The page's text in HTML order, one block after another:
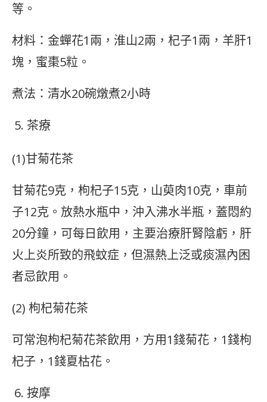
等。
材料：金蟬花1兩，淮山2兩，杞子1兩，羊肝1
塊，蜜棗5粒。
煮法：清水20碗燉煮2小時
茶療
(1)甘菊花茶
甘菊花9克，枸杞子15克，山萸肉10克，車前
子12克。放熱水瓶中，沖入沸水半瓶，蓋悶約
20分鐘，可每日飲用，主要治療肝腎陰虧，肝
火上炎所致的飛蚊症，但濕熱上泛或痰濕內困
者忌飲用。
(2) 枸杞菊花茶
可常泡枸杞菊花茶飲用，方用1錢菊花，1錢枸
杞子，1錢夏枯花。
按摩